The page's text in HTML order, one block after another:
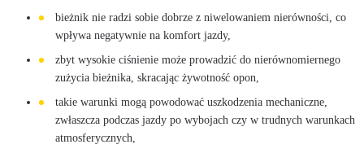
bieżnik nie radzi sobie dobrze z niwelowaniem nierówności, co
wpływa negatywnie na komfort jazdy,
zbyt wysokie ciśnienie może prowadzić do nierównomiernego
zużycia bieżnika, skracając żywotność opon,
takie warunki mogą powodować uszkodzenia mechaniczne,
zwłaszcza podczas jazdy po wybojach czy w trudnych warunkach
atmosferycznych,